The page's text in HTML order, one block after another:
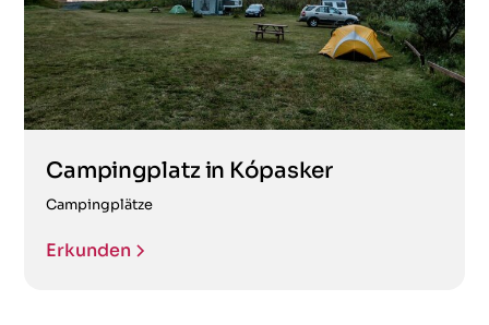
Campingplatz in Kópasker
Campingplätze
Erkunden